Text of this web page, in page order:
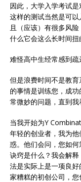
因此，大学入学考试
这样的测试当然是可
且（应该）有很多风
什么它会这么长时间扭
难怪高中生经常感到疏
但是浪费时间不是教
的事情是训练您，成
常微妙的问题，直到我
当我开始为Y
年轻的创业者，我为
惑。他们会问，您如
诀窍是什么？我会解
法是实际上是一项良
家糟糕的初创公司，